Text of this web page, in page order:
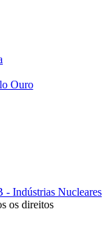
- Indústrias Nucleares
os direitos